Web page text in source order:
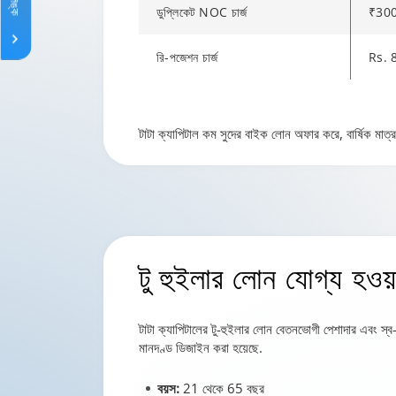
ডুপ্লিকেট NOC চার্জ
রি-পজেশন চার্জ Rs.
টাটা ক্যাপিটাল কম সুদের বাইক লোন অফার করে, বার্ষিক
টু হুইলার লোন যোগ্য
টাটা ক্যাপিটালের টু-হুইলার লোন বেতনভোগী পেশাদার
মানদণ্ড ডিজাইন করা হয়েছে.
বয়স: 21 থেকে 65 বছর